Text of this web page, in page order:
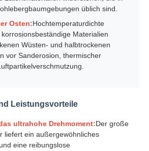
üblich sind.
Osten:Hochtemperaturdichte
Materialien
Wüsten- und halbtrockenen
vor Sanderosion, thermischer
Leistungsvorteile
ultrahohe Drehmoment:Der große
liefert ein außergewöhnliches
eine reibungslose